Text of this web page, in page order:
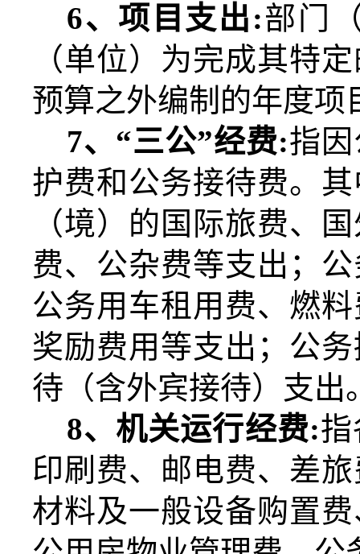
6、项目支出:部门
（单位）为完成其特
预算之外编制的年度项
7、“三公”经费:指
护费和公务接待费。
（境）的国际旅费、
费、公杂费等支出；
公务用车租用费、燃
奖励费用等支出；公
待（含外宾接待）支出
8、机关运行经费:
印刷费、邮电费、差
材料及一般设备购置